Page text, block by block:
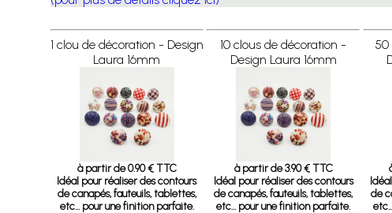
1 clou de décoration - Design
Laura 16mm
à partir de 0.90 € TTC
Idéal pour réaliser des contours
de canapés, fauteuils, tablettes,
etc… pour une finition parfaite.
10 clous de décoration -
Design Laura 16mm
à partir de 3.90 € TTC
Idéal pour réaliser des contours
de canapés, fauteuils, tablettes,
etc… pour une finition parfaite.
50
de